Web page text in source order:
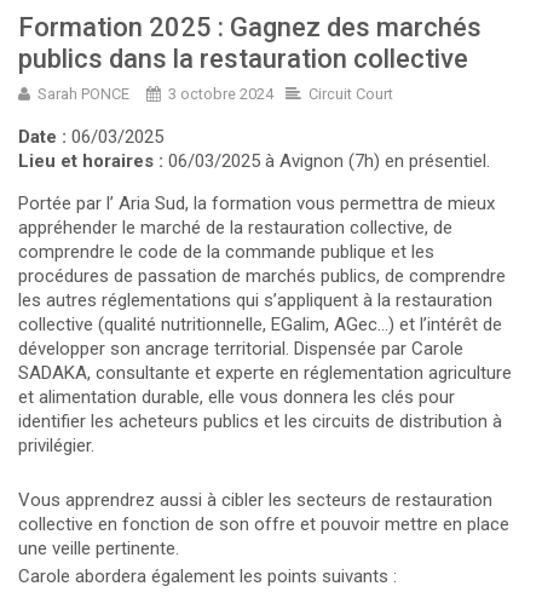
Formation 2025 : Gagnez des marchés
publics dans la restauration collective
Sarah PONCE 3 octobre 2024 Circuit Court
Date : 06/03/2025
Lieu et horaires : 06/03/2025 à Avignon (7h) en présentiel.
Portée par l’ Aria Sud, la formation vous permettra de mieux
appréhender le marché de la restauration collective, de
comprendre le code de la commande publique et les
procédures de passation de marchés publics, de comprendre
les autres réglementations qui s’appliquent à la restauration
collective (qualité nutritionnelle, EGalim, AGec…) et l’intérêt de
développer son ancrage territorial. Dispensée par Carole
SADAKA, consultante et experte en réglementation agriculture
et alimentation durable, elle vous donnera les clés pour
identifier les acheteurs publics et les circuits de distribution à
privilégier.
Vous apprendrez aussi à cibler les secteurs de restauration
collective en fonction de son offre et pouvoir mettre en place
une veille pertinente.
Carole abordera également les points suivants :